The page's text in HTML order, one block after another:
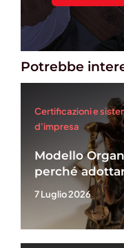
Potrebbe
Certificazioni e
d'impresa
Modello
perché
7 Luglio 2026